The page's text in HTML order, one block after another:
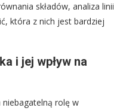
składów, analiza linii
która z nich jest bardziej
i jej wpływ na
rolę w